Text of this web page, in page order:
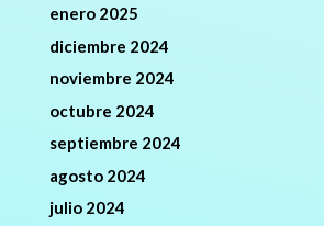
enero 2025
diciembre 2024
noviembre 2024
octubre 2024
septiembre 2024
agosto 2024
julio 2024